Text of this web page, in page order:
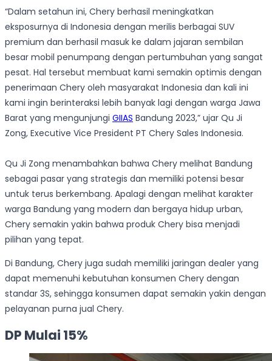
“Dalam setahun ini, Chery berhasil meningkatkan
eksposurnya di Indonesia dengan merilis berbagai SUV
premium dan berhasil masuk ke dalam jajaran sembilan
besar mobil penumpang dengan pertumbuhan yang sangat
pesat. Hal tersebut membuat kami semakin optimis dengan
penerimaan Chery oleh masyarakat Indonesia dan kali ini
kami ingin berinteraksi lebih banyak lagi dengan warga Jawa
Barat yang mengunjungi GIIAS Bandung 2023,” ujar Qu Ji
Zong, Executive Vice President PT Chery Sales Indonesia.
Qu Ji Zong menambahkan bahwa Chery melihat Bandung
sebagai pasar yang strategis dan memiliki potensi besar
untuk terus berkembang. Apalagi dengan melihat karakter
warga Bandung yang modern dan bergaya hidup urban,
Chery semakin yakin bahwa produk Chery bisa menjadi
pilihan yang tepat.
Di Bandung, Chery juga sudah memiliki jaringan dealer yang
dapat memenuhi kebutuhan konsumen Chery dengan
standar 3S, sehingga konsumen dapat semakin yakin dengan
pelayanan purna jual Chery.
DP Mulai 15%